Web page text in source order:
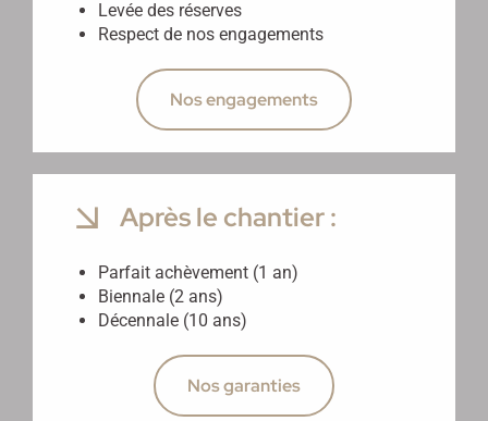
Levée des réserves
Respect de nos engagements
Nos engagements
Après le chantier :
Parfait achèvement (1 an)
Biennale (2 ans)
Décennale (10 ans)
Nos garanties